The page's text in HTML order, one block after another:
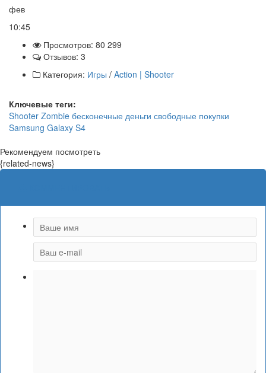
фев
10:45
Просмотров: 80 299
Отзывов: 3
Категория: Игры / Action | Shooter
Ключевые теги:
Shooter Zombie бесконечные деньги свободные покупки
Samsung Galaxy S4
Рекомендуем посмотреть
{related-news}